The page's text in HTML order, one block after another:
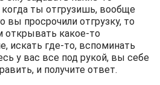
ты отгрузишь, вообще
вы просрочили отгрузку, то
открывать какое-то
искать где-то, вспоминать
у вас все под рукой, вы себе
и получите ответ.